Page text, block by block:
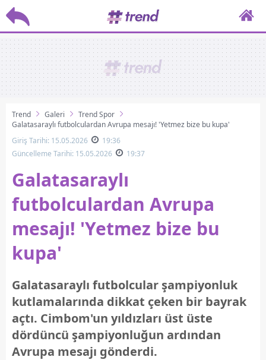
Trend Galeri
Trend Spor
Galatasaraylı futbolculardan Avrupa mesajı! 'Yetmez bize bu kupa'
Giriş Tarihi: 15.05.2026
19:36
Güncelleme Tarihi: 15.05.2026
19:37
Galatasaraylı
futbolculardan Avrupa
mesajı! 'Yetmez bize bu
kupa'
Galatasaraylı futbolcular şampiyonluk
kutlamalarında dikkat çeken bir bayrak
açtı. Cimbom'un yıldızları üst üste
dördüncü şampiyonluğun ardından
Avrupa mesajı gönderdi.